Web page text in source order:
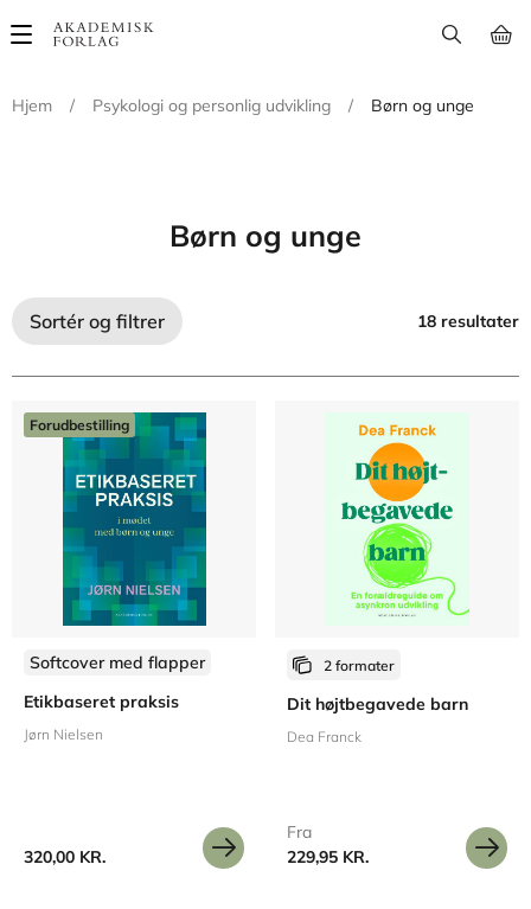
Main
Hjem
/ Psykologi og personlig udvikling / Børn og unge
Børn og unge
Sortér og filtrer 18 resultater
Softcover med flapper
Etikbaseret praksis
Jørn Nielsen
320,00 KR.
Forudbestilling
2 formater
Dit højtbegavede barn
Dea Franck
Fra
229,95 KR.